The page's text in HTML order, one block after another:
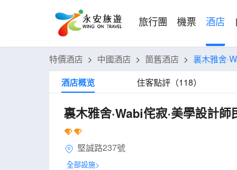
旅行團 機票 酒店
特價酒店 > 中國酒店 > 箇舊酒店 > 裏木雅舍
酒店概览
住客點評（118）
裏木雅舍·Wabi侘寂·美學設計師
堅誠路237號
全部設施>